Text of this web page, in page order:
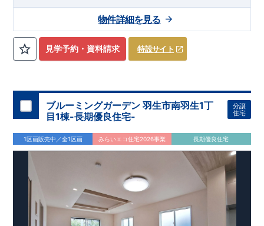
見学予約・資料請求 特設サイト
物件詳細を見る
ブルーミングガーデン 羽生市南羽生1丁
目1棟-長期優良住宅-
分譲
住宅
1区画販売中／全1区画 みらいエコ住宅2026事業 長期優良住宅